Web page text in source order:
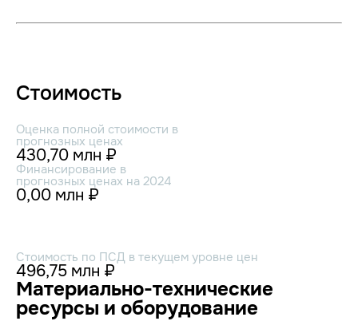
Стоимость
Оценка полной стоимости в
прогнозных ценах
430,70 млн ₽
Финансирование в
прогнозных ценах на 2024
0,00 млн ₽
Стоимость по ПСД в текущем уровне цен
496,75 млн ₽
Материально-технические
ресурсы и оборудование